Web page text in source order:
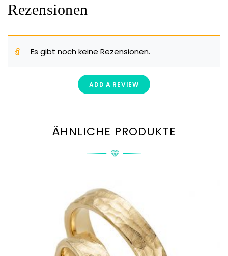
Rezensionen
Es gibt noch keine Rezensionen.
ADD A REVIEW
ÄHNLICHE PRODUKTE